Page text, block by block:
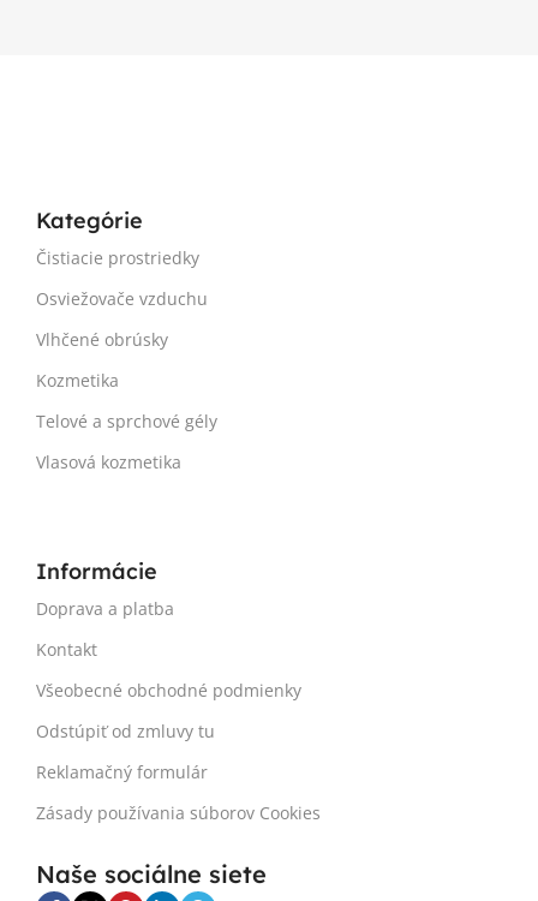
Kategórie
Čistiacie prostriedky
Osviežovače vzduchu
Vlhčené obrúsky
Kozmetika
Telové a sprchové gély
Vlasová kozmetika
Informácie
Doprava a platba
Kontakt
Všeobecné obchodné podmienky
Odstúpiť od zmluvy tu
Reklamačný formulár
Zásady používania súborov Cookies
Naše sociálne siete